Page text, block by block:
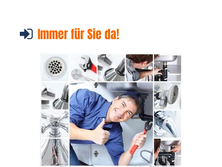
Immer für Sie da!